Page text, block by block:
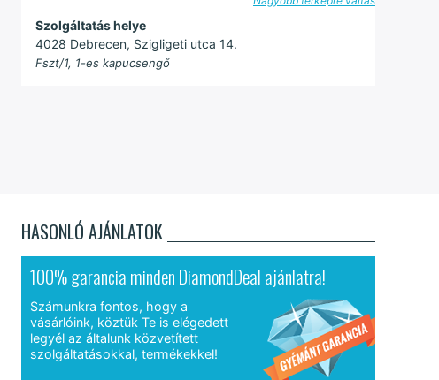
Szolgáltatás helye
4028 Debrecen, Szigligeti utca 14.
Fszt/1, 1-es kapucsengő
HASONLÓ AJÁNLATOK
100% garancia minden DiamondDeal ajánlatra!
Számunkra fontos, hogy a
vásárlóink, köztük Te is elégedett
legyél az általunk közvetített
szolgáltatásokkal, termékekkel!